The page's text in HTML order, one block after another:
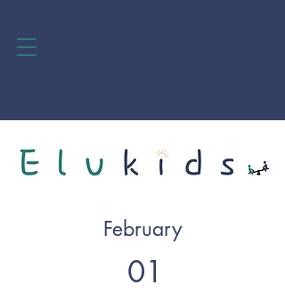
February
01